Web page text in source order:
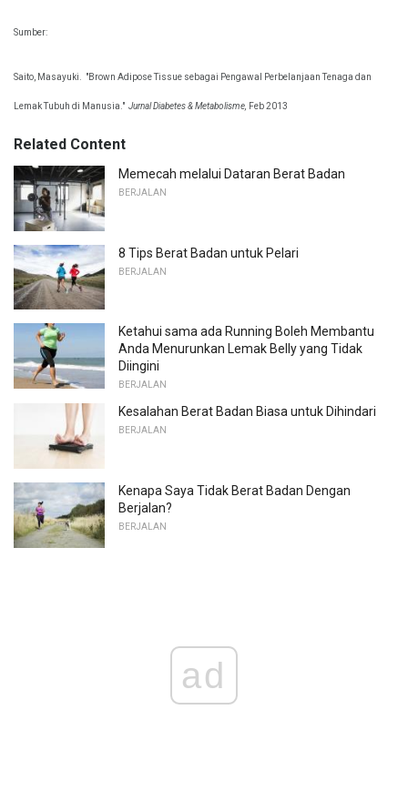
Sumber:
Saito, Masayuki. "Brown Adipose Tissue sebagai Pengawal Perbelanjaan Tenaga dan
Lemak Tubuh di Manusia." Jurnal Diabetes & Metabolisme, Feb 2013
Related Content
Memecah melalui Dataran Berat Badan
BERJALAN
8 Tips Berat Badan untuk Pelari
BERJALAN
Ketahui sama ada Running Boleh Membantu
Anda Menurunkan Lemak Belly yang Tidak
Diingini
BERJALAN
Kesalahan Berat Badan Biasa untuk Dihindari
BERJALAN
Kenapa Saya Tidak Berat Badan Dengan
Berjalan?
BERJALAN
ad